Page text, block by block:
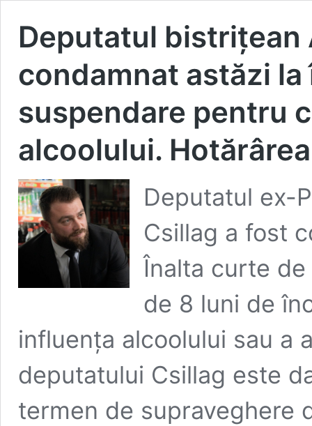
Deputatul bistrițean
condamnat astăzi
suspendare pentru
alcoolului.
Deputatul ex-
Csillag a fost
Înalta curte
de 8 luni de
influența alcoolului sau a
deputatului Csillag este
termen de supraveghere